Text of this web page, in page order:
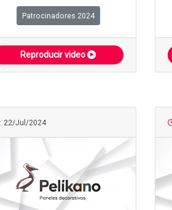
Patrocinadores 2024
Reproducir video
: 22/Jul/2024